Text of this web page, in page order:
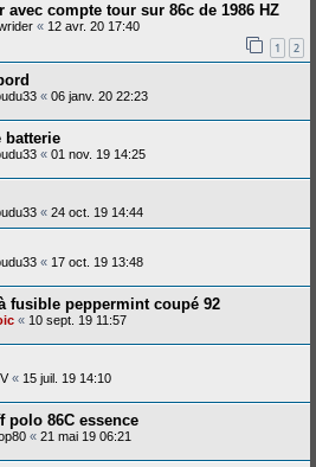
compte tour sur 86c de 1986 HZ
« 12 avr. 20 17:40
1 2
« 06 janv. 20 22:23
batterie
« 01 nov. 19 14:25
« 24 oct. 19 14:44
« 17 oct. 19 13:48
fusible peppermint coupé 92
« 10 sept. 19 11:57
« 15 juil. 19 14:10
86C essence
« 21 mai 19 06:21